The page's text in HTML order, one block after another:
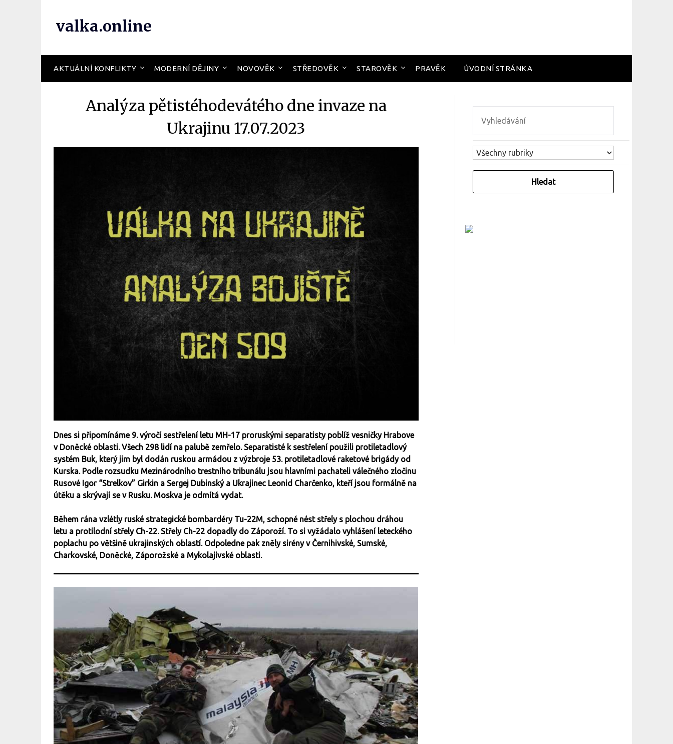
valka.online
AKTUÁLNÍ KONFLIKTY MODERNÍ DĚJINY NOVOVĚK STŘEDOVĚK STAROVĚK PRAVĚK ÚVODNÍ STRÁNKA
Analýza pětistéhodevátého dne invaze na
Ukrajinu 17.07.2023
Dnes si připomínáme 9. výročí sestřelení letu MH-17 proruskými separatisty poblíž vesničky Hrabove
v Doněcké oblasti. Všech 298 lidí na palubě zemřelo. Separatisté k sestřelení použili protiletadlový
systém Buk, který jim byl dodán ruskou armádou z výzbroje 53. protiletadlové raketové brigády od
Kurska. Podle rozsudku Mezinárodního trestního tribunálu jsou hlavními pachateli válečného zločinu
Rusové Igor “Strelkov” Girkin a Sergej Dubinský a Ukrajinec Leonid Charčenko, kteří jsou formálně na
útěku a skrývají se v Rusku. Moskva je odmítá vydat.
Během rána vzlétly ruské strategické bombardéry Tu-22M, schopné nést střely s plochou dráhou
letu a protilodní střely Ch-22. Střely Ch-22 dopadly do Záporoží. To si vyžádalo vyhlášení leteckého
poplachu po většině ukrajinských oblastí. Odpoledne pak zněly sirény v Černihivské, Sumské,
Charkovské, Doněcké, Záporožské a Mykolajivské oblasti.